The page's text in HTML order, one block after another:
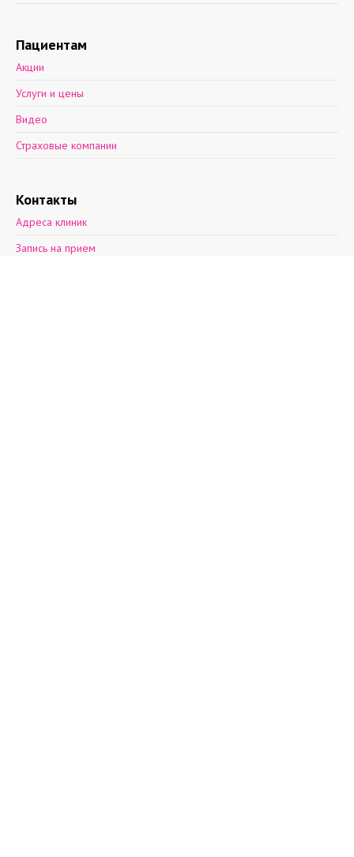
Пациентам
Акции
Услуги и цены
Видео
Страховые компании
Контакты
Адреса клиник
Запись на прием